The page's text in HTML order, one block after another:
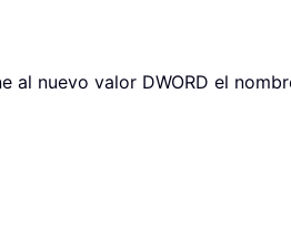
al nuevo valor DWORD el